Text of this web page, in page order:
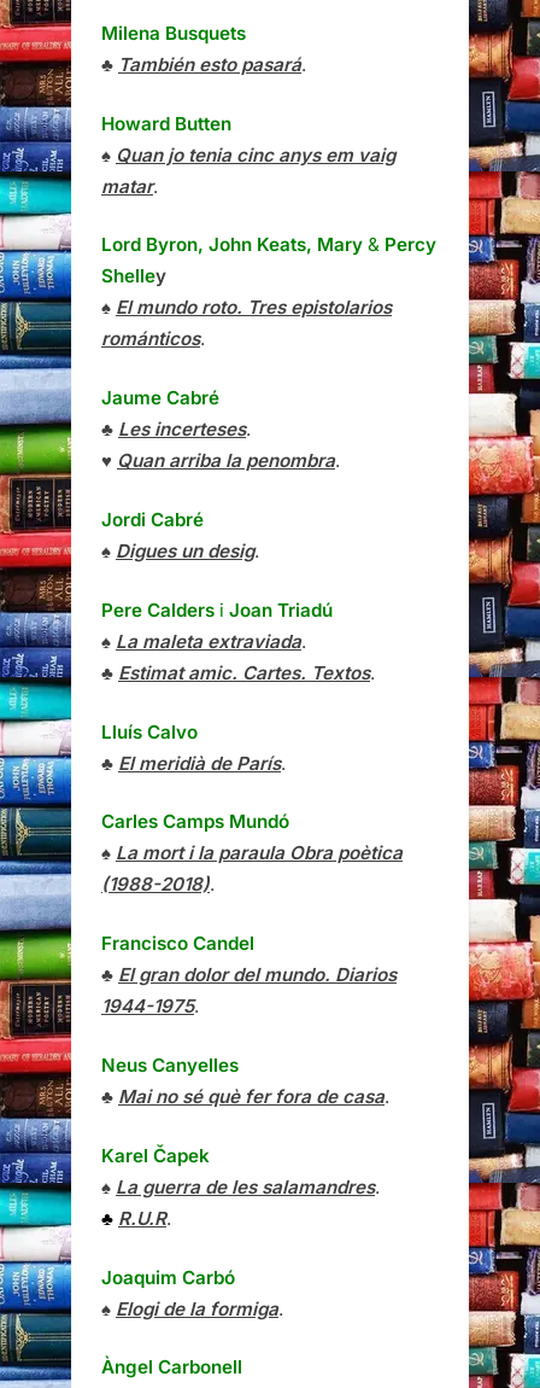
Milena Busquets
♣ También esto pasará.
Howard Butten
♠ Quan jo tenia cinc anys em vaig
matar.
Lord Byron, John Keats, Mary & Percy
Shelley
♠ El mundo roto. Tres epistolarios
románticos.
Jaume Cabré
♣ Les incerteses.
♥ Quan arriba la penombra.
Jordi Cabré
♠ Digues un desig.
Pere Calders i Joan Triadú
♠ La maleta extraviada.
♣ Estimat amic. Cartes. Textos.
Lluís Calvo
♣ El meridià de París.
Carles Camps Mundó
♠ La mort i la paraula Obra poètica
(1988-2018).
Francisco Candel
♣ El gran dolor del mundo. Diarios
1944-1975.
Neus Canyelles
♣ Mai no sé què fer fora de casa.
Karel Čapek
♠ La guerra de les salamandres.
♣ R.U.R.
Joaquim Carbó
♠ Elogi de la formiga.
Àngel Carbonell